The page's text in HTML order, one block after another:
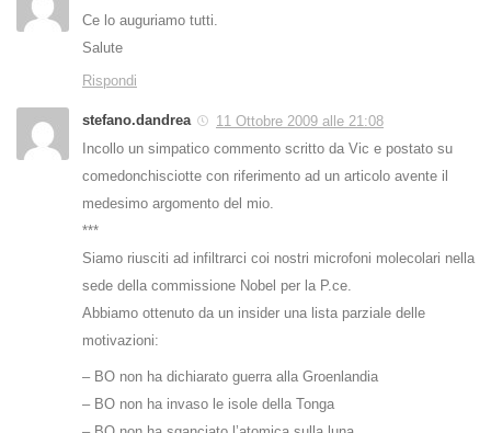
Ce lo auguriamo tutti.
Salute
Rispondi
stefano.dandrea
11 Ottobre 2009 alle 21:08
Incollo un simpatico commento scritto da Vic e postato su
comedonchisciotte con riferimento ad un articolo avente il
medesimo argomento del mio.
***
Siamo riusciti ad infiltrarci coi nostri microfoni molecolari nella
sede della commissione Nobel per la P.ce.
Abbiamo ottenuto da un insider una lista parziale delle
motivazioni:
– BO non ha dichiarato guerra alla Groenlandia
– BO non ha invaso le isole della Tonga